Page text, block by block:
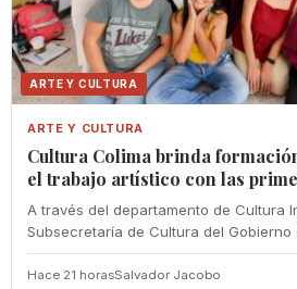
ARTE Y CULTURA
ARTE Y CULTURA
Cultura Colima brinda
el trabajo artístico con las
A través del departamento de Cultura
Subsecretaría de Cultura del Gobierno
Hace 21 horasSalvador Jacobo